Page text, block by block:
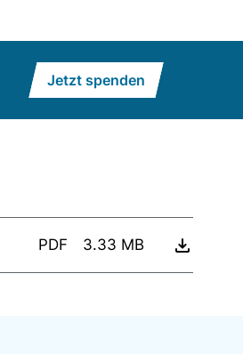
Jetzt spenden
PDF 3.33 MB